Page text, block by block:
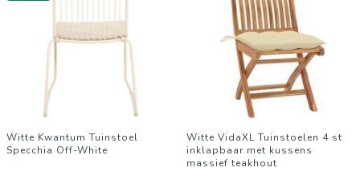
Witte Kwantum Tuinstoel
Specchia Off-White
Witte VidaXL Tuinstoelen 4 st
inklapbaar met kussens
massief teakhout